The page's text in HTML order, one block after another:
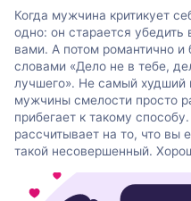
Когда мужчина критикует
одно: он старается убедить
вами. А потом романтично и
словами «Дело не в тебе,
лучшего». Не самый худший
мужчины смелости просто
прибегает к такому
рассчитывает на то, что вы
такой несовершенный.